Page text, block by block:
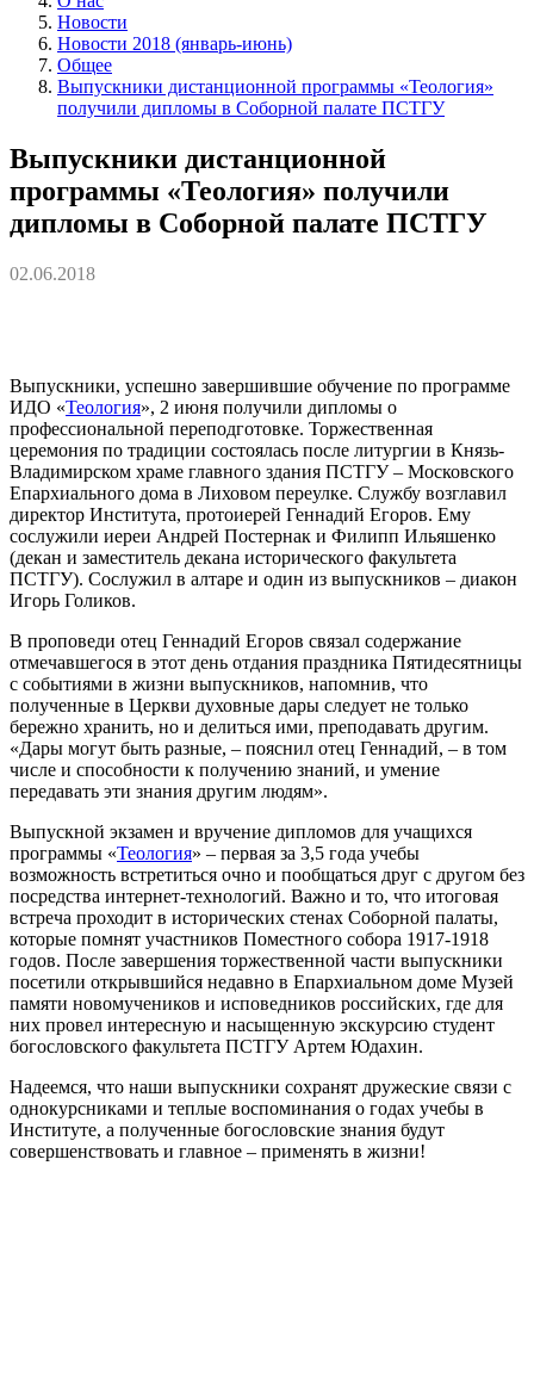
Новости
Новости 2018 (январь-июнь)
Общее
Выпускники дистанционной программы «Теология»
получили дипломы в Соборной палате ПСТГУ
Выпускники дистанционной
программы «Теология» получили
дипломы в Соборной палате ПСТГУ
02.06.2018
Выпускники, успешно завершившие обучение по программе
ИДО «Теология», 2 июня получили дипломы о
профессиональной переподготовке. Торжественная
церемония по традиции состоялась после литургии в Князь-
Владимирском храме главного здания ПСТГУ – Московского
Епархиального дома в Лиховом переулке. Службу возглавил
директор Института, протоиерей Геннадий Егоров. Ему
сослужили иереи Андрей Постернак и Филипп Ильяшенко
(декан и заместитель декана исторического факультета
ПСТГУ). Сослужил в алтаре и один из выпускников – диакон
Игорь Голиков.
В проповеди отец Геннадий Егоров связал содержание
отмечавшегося в этот день отдания праздника Пятидесятницы
с событиями в жизни выпускников, напомнив, что
полученные в Церкви духовные дары следует не только
бережно хранить, но и делиться ими, преподавать другим.
«Дары могут быть разные, – пояснил отец Геннадий, – в том
числе и способности к получению знаний, и умение
передавать эти знания другим людям».
Выпускной экзамен и вручение дипломов для учащихся
программы «Теология» – первая за 3,5 года учебы
возможность встретиться очно и пообщаться друг с другом без
посредства интернет-технологий. Важно и то, что итоговая
встреча проходит в исторических стенах Соборной палаты,
которые помнят участников Поместного собора 1917-1918
годов. После завершения торжественной части выпускники
посетили открывшийся недавно в Епархиальном доме Музей
памяти новомучеников и исповедников российских, где для
них провел интересную и насыщенную экскурсию студент
богословского факультета ПСТГУ Артем Юдахин.
Надеемся, что наши выпускники сохранят дружеские связи с
однокурсниками и теплые воспоминания о годах учебы в
Институте, а полученные богословские знания будут
совершенствовать и главное – применять в жизни!